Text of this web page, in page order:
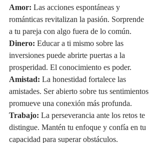
Amor: Las acciones espontáneas y
románticas revitalizan la pasión. Sorprende
a tu pareja con algo fuera de lo común.
Dinero: Educar a ti mismo sobre las
inversiones puede abrirte puertas a la
prosperidad. El conocimiento es poder.
Amistad: La honestidad fortalece las
amistades. Ser abierto sobre tus sentimientos
promueve una conexión más profunda.
Trabajo: La perseverancia ante los retos te
distingue. Mantén tu enfoque y confía en tu
capacidad para superar obstáculos.